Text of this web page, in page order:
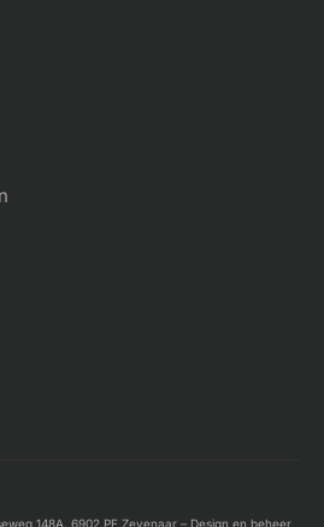
148A, 6902 PE Zevenaar – Design en beheer